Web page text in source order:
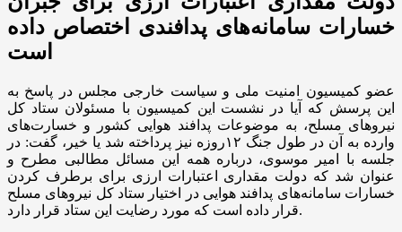
خسارات سامانه‌های پدافندی اختصاص داده
است
عضو کمیسیون امنیت ملی و سیاست خارجی مجلس در پاسخ به
این پرسش که آیا در نشست این کمیسیون با مسئولان ستاد کل
نیرو‌های مسلح، به موضوعات پدافند هوایی کشور و خسارت‌های
وارده به آن در طول جنگ ۱۲روزه نیز پرداخته شد یا خیر، گفت: در
جلسه با امیر موسوی، درباره همه این مسائل مطالبی مطرح و
عنوان شد که دولت مقداری اعتبارات ارزی برای برطرف کردن
خسارات سامانه‌های پدافند هوایی در اختیار ستاد کل نیرو‌های مسلح
قرار داده است که مورد رضایت این ستاد قرار دارد.